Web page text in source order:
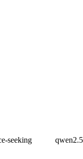
seeking